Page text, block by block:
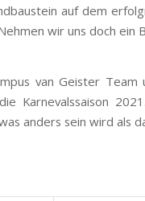
auf dem
wir uns doch ein
van Geister Team
Karnevalssaison
anders sein wird als